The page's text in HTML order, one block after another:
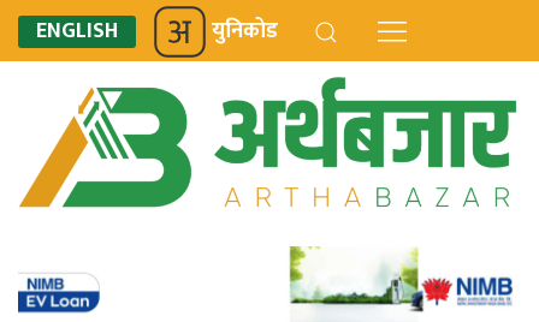
ENGLISH युनिकोड